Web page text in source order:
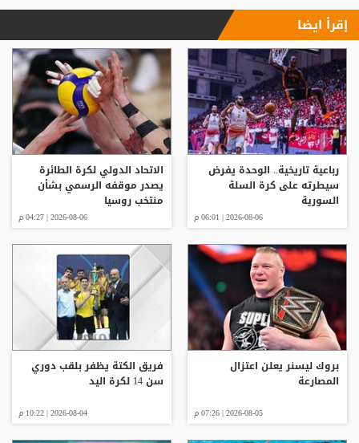
إقرأ ايضا
رباعية تاريخية.. الوحدة يفرض
سيطرته على كرة السلة
السورية
2026-08-06 | 06:01 م
الاتحاد الدولي لكرة الطائرة
يصدر موقفه الرسمي بشأن
منتخب روسيا
2026-08-06 | 04:27 م
بروك ليسنر يعلن اعتزال
المصارعة
2026-08-05 | 07:26 م
فريق الكتة يظفر بلقب دوري
سن 14 لكرة اليد
2026-08-04 | 10:22 م